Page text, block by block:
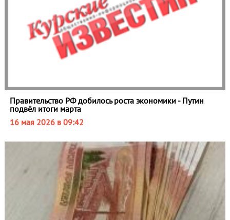
Правительство РФ добилось роста экономики - Путин
подвёл итоги марта
16 мая 2026 в 09:42